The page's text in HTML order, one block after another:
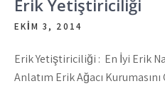
Erik Yetiştiriciliği
EKIM 3, 2014
Erik Yetiştiriciliği : En İyi Erik
Anlatım Erik Ağacı